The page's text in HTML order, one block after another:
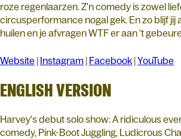
roze regenlaarzen. Z'n comedy is zowel
circusperformance nogal gek. En zo blijf jij
huilen en je afvragen WTF er aan 't
Website | Instagram | Facebook |YouTube
ENGLISH VERSION
Harvey's debut solo show: A ridiculous
comedy, Pink-Boot Juggling, Ludicrous